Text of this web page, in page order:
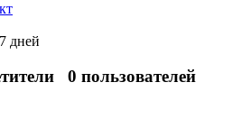
дней
0 пользователей